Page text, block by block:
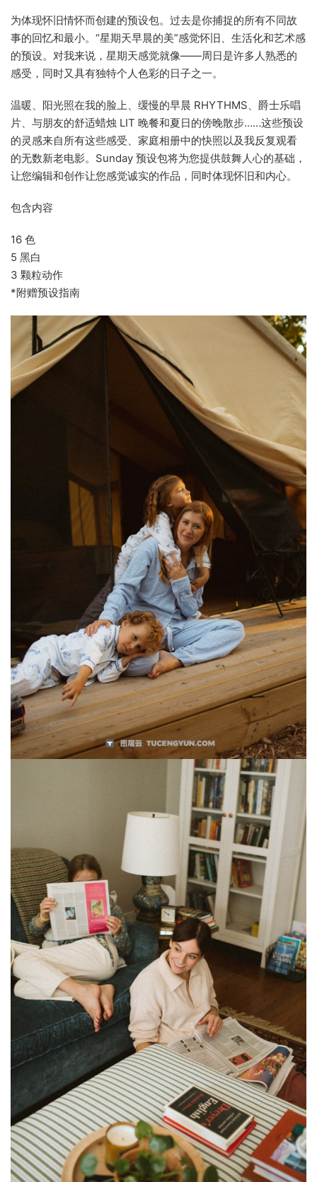
为体现怀旧情怀而创建的预设包。过去是你捕捉的所有不同故
事的回忆和最小。“星期天早晨的美”感觉怀旧、生活化和艺术感
的预设。对我来说，星期天感觉就像——周日是许多人熟悉的
感受，同时又具有独特个人色彩的日子之一。
温暖、阳光照在我的脸上、缓慢的早晨 RHYTHMS、爵士乐唱
片、与朋友的舒适蜡烛 LIT 晚餐和夏日的傍晚散步……这些预设
的灵感来自所有这些感受、家庭相册中的快照以及我反复观看
的无数新老电影。Sunday 预设包将为您提供鼓舞人心的基础，
让您编辑和创作让您感觉诚实的作品，同时体现怀旧和内心。
包含内容
16 色
5 黑白
3 颗粒动作
*附赠预设指南